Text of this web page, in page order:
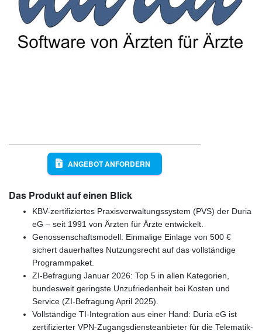
ANGEBOT ANFORDERN
Das Produkt auf einen Blick
KBV-zertifiziertes Praxisverwaltungssystem (PVS) der Duria
eG – seit 1991 von Ärzten für Ärzte entwickelt.
Genossenschaftsmodell: Einmalige Einlage von 500 €
sichert dauerhaftes Nutzungsrecht auf das vollständige
Programmpaket.
ZI-Befragung Januar 2026: Top 5 in allen Kategorien,
bundesweit geringste Unzufriedenheit bei Kosten und
Service (ZI-Befragung April 2025).
Vollständige TI-Integration aus einer Hand: Duria eG ist
zertifizierter VPN-Zugangsdiensteanbieter für die Telematik-